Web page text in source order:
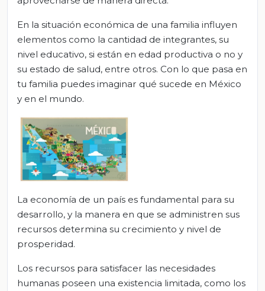
En la situación económica de una familia influyen
elementos como la cantidad de integrantes, su
nivel educativo, si están en edad productiva o no y
su estado de salud, entre otros. Con lo que pasa en
tu familia puedes imaginar qué sucede en México
y en el mundo.
La economía de un país es fundamental para su
desarrollo, y la manera en que se administren sus
recursos determina su crecimiento y nivel de
prosperidad.
Los recursos para satisfacer las necesidades
humanas poseen una existencia limitada, como los